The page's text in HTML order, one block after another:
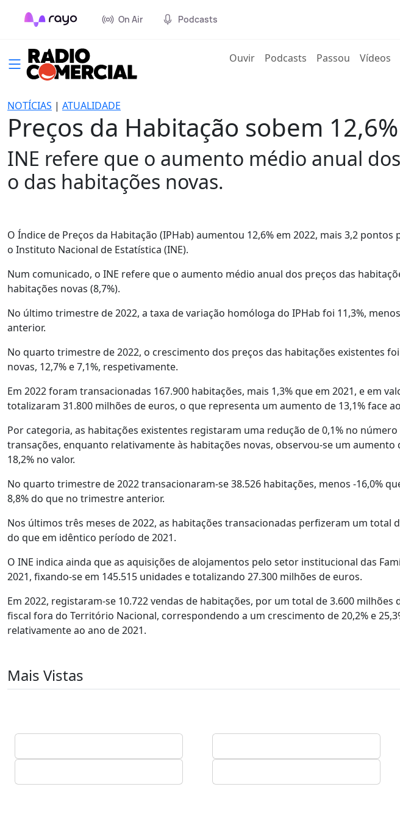
On Air Podcasts
Ouvir(current)
Podcasts Passou Vídeos
NOTÍCIAS | ATUALIDADE
Preços da Habitação sobem
INE refere que o aumento médio anual
o das habitações novas.
O Índice de Preços da Habitação (IPHab) aumentou 12,6% em 2022, mais 3,2
o Instituto Nacional de Estatística (INE).
Num comunicado, o INE refere que o aumento médio anual dos preços das
habitações novas (8,7%).
No último trimestre de 2022, a taxa de variação homóloga do IPHab foi 11,3%,
anterior.
No quarto trimestre de 2022, o crescimento dos preços das habitações existentes
novas, 12,7% e 7,1%, respetivamente.
Em 2022 foram transacionadas 167.900 habitações, mais 1,3% que em 2021, e em
totalizaram 31.800 milhões de euros, o que representa um aumento de 13,1% face
Por categoria, as habitações existentes registaram uma redução de 0,1% no
transações, enquanto relativamente às habitações novas, observou-se um aumento
18,2% no valor.
No quarto trimestre de 2022 transacionaram-se 38.526 habitações, menos -16,0%
8,8% do que no trimestre anterior.
Nos últimos três meses de 2022, as habitações transacionadas perfizeram um total
do que em idêntico período de 2021.
O INE indica ainda que as aquisições de alojamentos pelo setor institucional das
2021, fixando-se em 145.515 unidades e totalizando 27.300 milhões de euros.
Em 2022, registaram-se 10.722 vendas de habitações, por um total de 3.600
fiscal fora do Território Nacional, correspondendo a um crescimento de 20,2% e
relativamente ao ano de 2021.
Mais Vistas